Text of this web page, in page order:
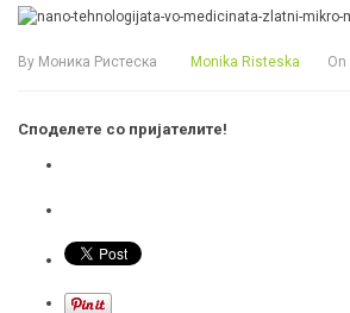
By Моника Ристеска Monika Risteska On
Споделете со пријателите!